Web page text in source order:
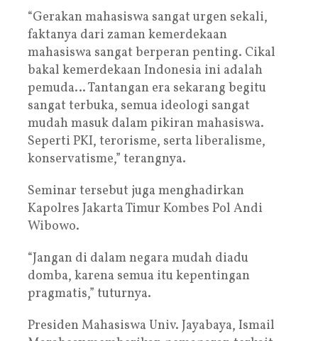
“Gerakan mahasiswa sangat urgen sekali,
faktanya dari zaman kemerdekaan
mahasiswa sangat berperan penting. Cikal
bakal kemerdekaan Indonesia ini adalah
pemuda… Tantangan era sekarang begitu
sangat terbuka, semua ideologi sangat
mudah masuk dalam pikiran mahasiswa.
Seperti PKI, terorisme, serta liberalisme,
konservatisme,” terangnya.
Seminar tersebut juga menghadirkan
Kapolres Jakarta Timur Kombes Pol Andi
Wibowo.
“Jangan di dalam negara mudah diadu
domba, karena semua itu kepentingan
pragmatis,” tuturnya.
Presiden Mahasiswa Univ. Jayabaya, Ismail